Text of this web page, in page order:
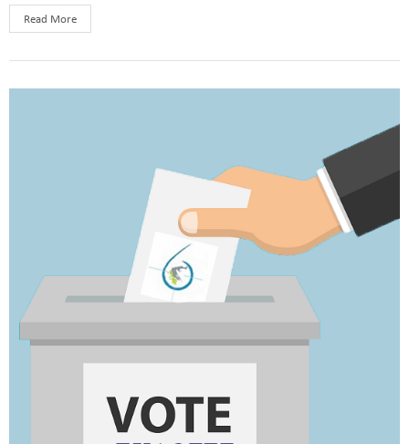
Read More